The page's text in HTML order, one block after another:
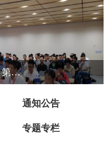
湖南省机械工程学会表面工程分会 第七届表面工程清洁生产技术交流会
通知公告
专题专栏